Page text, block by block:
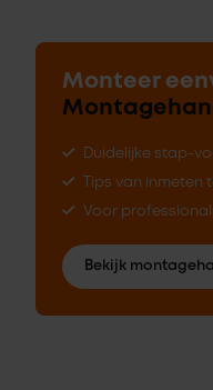
Monteer
Duidelijke stap-
Tips van inmeten
Voor
Bekijk